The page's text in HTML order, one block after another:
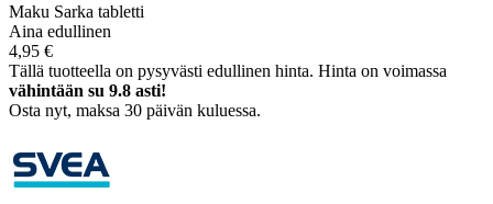
Maku Sarka tabletti
Aina edullinen
4,95 €
Tällä tuotteella on pysyvästi edullinen hinta. Hinta on voimassa
vähintään su 9.8 asti!
Osta nyt, ­maksa 30 päivän kuluessa.